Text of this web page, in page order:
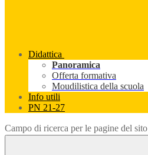
Didattica
Panoramica
Offerta formativa
Moudilistica della scuola
Info utili
PN 21-27
Campo di ricerca per le pagine del sito